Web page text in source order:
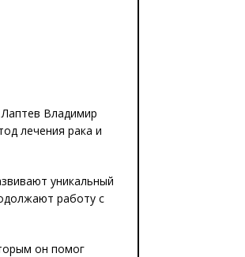
Владимир
лечения рака и
уникальный
работу с
он помог